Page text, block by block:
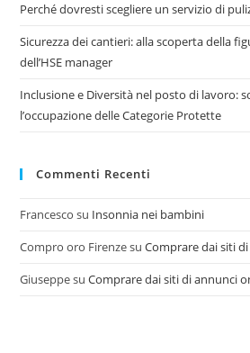
Perché dovresti scegliere un servizio di
Sicurezza dei cantieri: alla scoperta della
dell’HSE manager
Inclusione e Diversità nel posto di lavoro:
l’occupazione delle Categorie Protette
Commenti Recenti
Francesco su Insonnia nei bambini
Compro oro FirenzesuComprare dai siti
GiuseppesuComprare dai siti di annunci